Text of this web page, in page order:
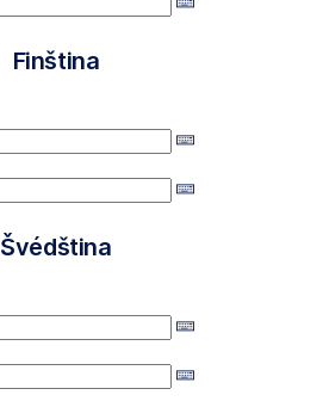
Finština
Švédština